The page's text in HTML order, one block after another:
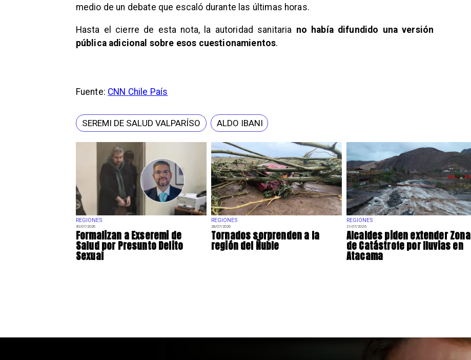
REGIONES
30/07/2026
Formalizan a Exseremi de
Salud por Presunto Delito
Sexual
REGIONES
28/07/2026
Tornados sorprenden a la
región del Ñuble
REGIONES
21/07/2026
Alcaldes piden extender Zona
de Catástrofe por lluvias en
Atacama
medio de un debate que escaló durante las últimas horas.
Hasta el cierre de esta nota, la autoridad sanitaria no había difundido una versión
pública adicional sobre esos cuestionamientos.
Fuente: CNN Chile País
SEREMI DE SALUD VALPARÍSO ALDO IBANI